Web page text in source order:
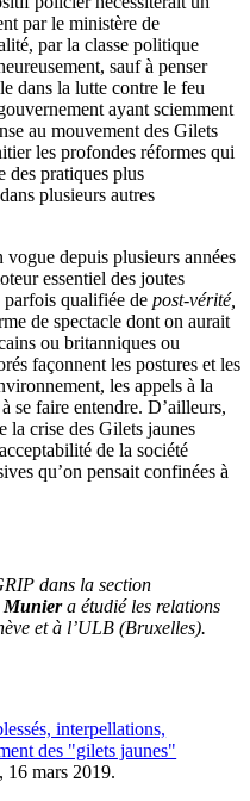
par le ministère de
par la classe politique
sauf à penser
dans la lutte contre le feu
ayant sciemment
au mouvement des Gilets
les profondes réformes qui
des pratiques plus
plusieurs autres
depuis plusieurs années
essentiel des joutes
parfois qualifiée de post-vérité,
de spectacle dont on aurait
ou britanniques ou
façonnent les postures et les
les appels à la
se faire entendre. D’ailleurs,
la crise des Gilets jaunes
de la société
qu’on pensait confinées à
dans la section
Muniera étudié les relations
et à l’ULB (Bruxelles).
interpellations,
des "gilets jaunes"
, 16 mars 2019.